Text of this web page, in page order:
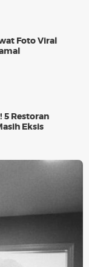
Foto Viral
5 Restoran
Eksis